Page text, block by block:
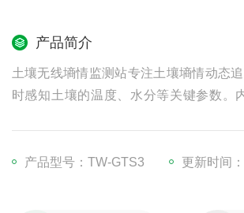
产品简介
土壤无线墒情监测站专注土壤墒情动态
时感知土壤的温度、水分等关键参数。
台，用户可随时随地查看。设备具备防
产品型号：TW-GTS3
更新时间